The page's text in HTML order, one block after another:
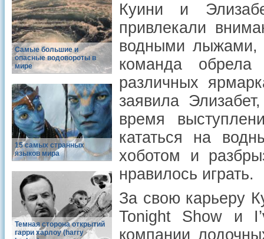
Самые большие и
опасные водовороты в
мире
15 самых странных
языков мира
Темная сторона открытий
гарри харлоу (harry
Куини и
привлекали
водными лыжами,
команда
различных
заявила
время
кататься на
хоботом и
нравилось играть.
За свою карьеру
Tonight Show и
компании